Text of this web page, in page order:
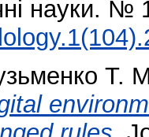
науки.
Т.